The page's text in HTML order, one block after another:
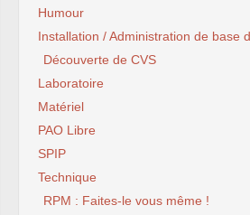
Humour
Installation / Administration de base
Découverte de CVS
Laboratoire
Matériel
PAO Libre
SPIP
Technique
RPM : Faites-le vous même !